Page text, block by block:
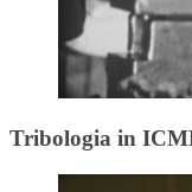
Tribologia in